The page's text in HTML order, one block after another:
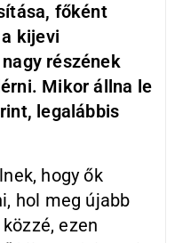
főként
kijevi
részének
Mikor állna le
legalábbis
hogy ők
hol meg újabb
ezen